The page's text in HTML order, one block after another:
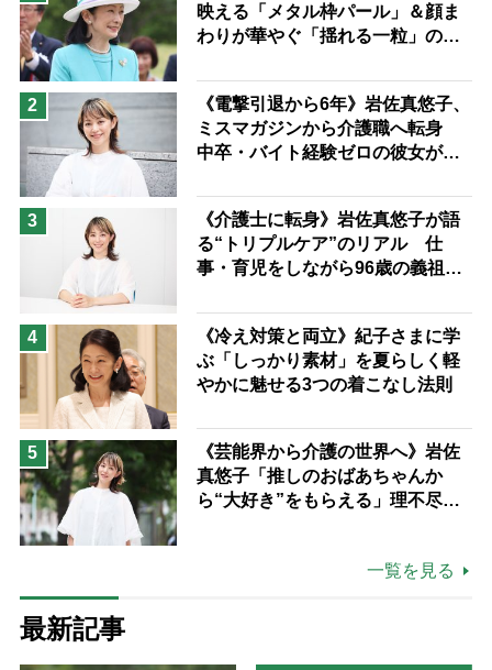
兄がボケました
便利なサービス
予防法
映える「メタル枠パール」＆顔ま
わりが華やぐ「揺れる一粒」の使
2
《電撃引退から6年》岩佐真悠子、
ミスマガジンから介護職へ転身
中卒・バイト経験ゼロの彼女が見
ながら自分らしくいられる」
3
《介護士に転身》岩佐真悠子が語
る“トリプルケア”のリアル 仕
事・育児をしながら96歳の義祖母
る「家での介護は“雑”でも気にし
ない」
4
《冷え対策と両立》紀子さまに学
ぶ「しっかり素材」を夏らしく軽
やかに魅せる3つの着こなし法則
5
《芸能界から介護の世界へ》岩佐
真悠子「推しのおばあちゃんか
ら“大好き”をもらえる」理不尽さ
一覧を見る
最新記事